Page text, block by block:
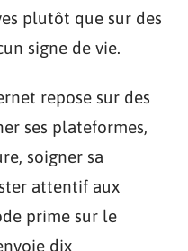
plutôt que sur des
signe de vie.
repose sur des
ses plateformes,
soigner sa
attentif aux
prime sur le
dix